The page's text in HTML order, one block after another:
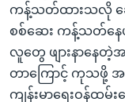
ကျော်
ကန့်သတ်ထားသလို ဆ
စစ်ဆေး ကန့်သတ်နေ
လူတွေ ဖျားနာနေ
တာကြောင့် ကုသဖို့
ကျန်းမာရေးဝန်ထမ်